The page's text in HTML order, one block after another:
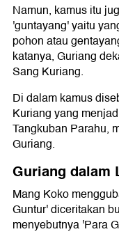
Namun, kamus itu
'guntayang' yaitu
pohon atau
katanya, Guriang
Sang Kuriang.
Di dalam kamus
Kuriang yang
Tangkuban Parahu,
Guriang.
Guriang dalam
Mang Koko
Guntur' diceritakan
menyebutnya 'Para